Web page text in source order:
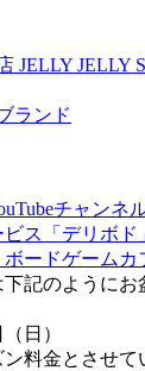
JELLY JELLY
ランド
記のように
日）
料金とさせて